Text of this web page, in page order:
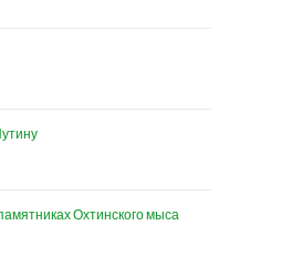
Охтинского мыса